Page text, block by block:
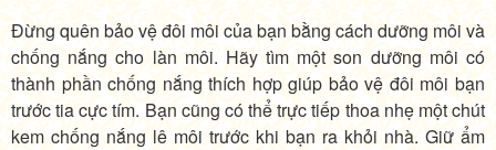
Đừng quên bảo vệ đôi môi của bạn bằng cách dưỡng môi và
chống nắng cho làn môi. Hãy tìm một son dưỡng môi có
thành phần chống nắng thích hợp giúp bảo vệ đôi môi bạn
trước tia cực tím. Bạn cũng có thể trực tiếp thoa nhẹ một chút
kem chống nắng lê môi trước khi bạn ra khỏi nhà. Giữ ẩm